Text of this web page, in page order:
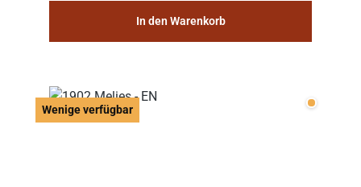
In den Warenkorb
Wenige verfügbar Wenige